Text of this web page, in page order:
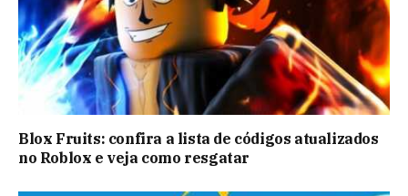
Blox Fruits: confira a lista de códigos atualizados
no Roblox e veja como resgatar